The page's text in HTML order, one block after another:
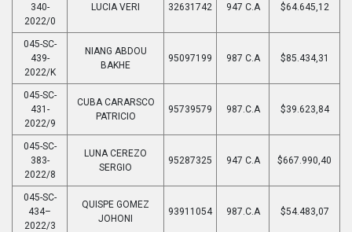
340-
2022/0
LUCIA VERI 32631742 947 C.A $64.645,12
045-SC-
439-
2022/K
NIANG ABDOU
BAKHE
95097199 987 C.A $85.434,31
045-SC-
431-
2022/9
CUBA CARARSCO
PATRICIO
95739579 987.C.A $39.623,84
045-SC-
383-
2022/8
LUNA CEREZO
SERGIO
95287325 947 C.A $667.990,40
045-SC-
434–
2022/3
QUISPE GOMEZ
JOHONI
93911054 987.C.A $54.483,07